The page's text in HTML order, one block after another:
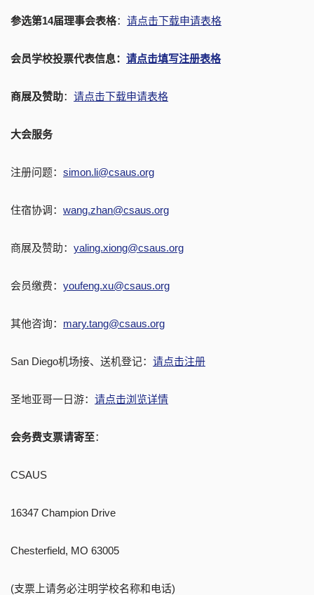
参选第14届理事会表格： 请点击下载申请表格
会员学校投票代表信息： 请点击填写注册表格
商展及赞助： 请点击下载申请表格
大会服务
注册问题： simon.li@csaus.org
住宿协调： wang.zhan@csaus.org
商展及赞助： yaling.xiong@csaus.org
会员缴费： youfeng.xu@csaus.org
其他咨询： mary.tang@csaus.org
San Diego机场接、送机登记： 请点击注册
圣地亚哥一日游： 请点击浏览详情
会务费支票请寄至：
CSAUS
16347 Champion Drive
Chesterfield, MO 63005
(支票上请务必注明学校名称和电话)